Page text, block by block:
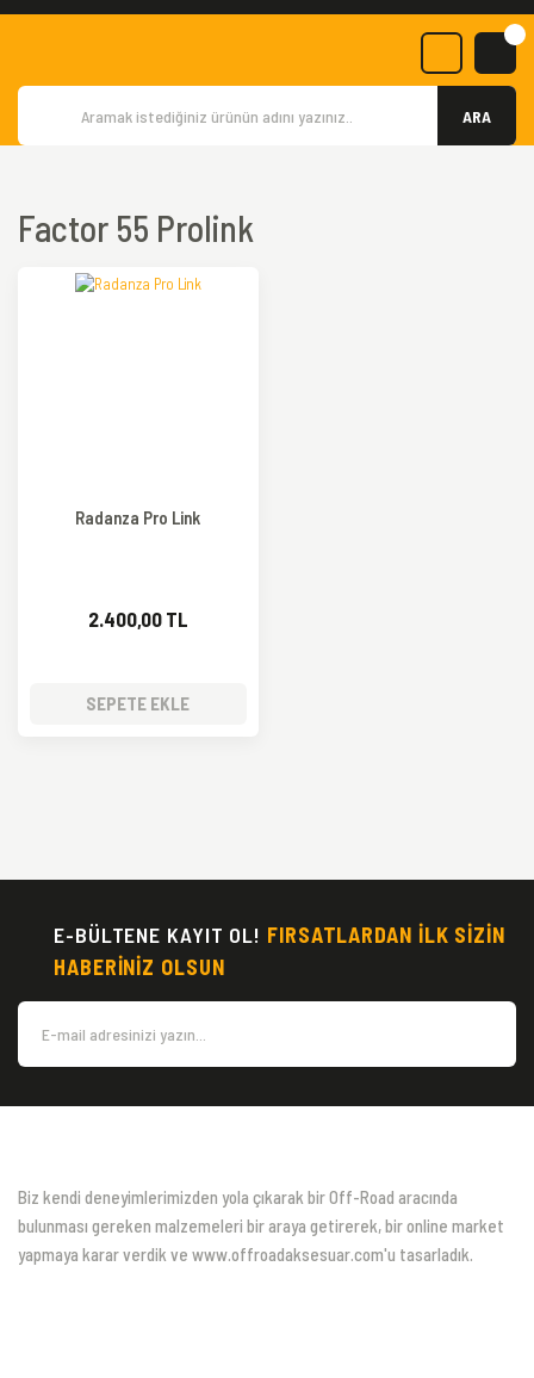
ARA
Factor 55 Prolink
Radanza Pro Link
2.400,00 TL
SEPETE EKLE
E-BÜLTENE KAYIT OL! FIRSATLARDAN İLK SİZİN
HABERİNİZ OLSUN
Biz kendi deneyimlerimizden yola çıkarak bir Off-Road aracında
bulunması gereken malzemeleri bir araya getirerek, bir online market
yapmaya karar verdik ve www.offroadaksesuar.com'u tasarladık.